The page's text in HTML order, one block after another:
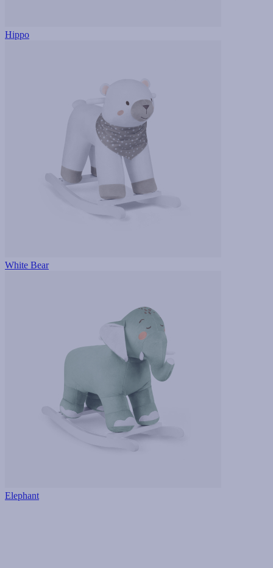
Hippo
White Bear
Elephant